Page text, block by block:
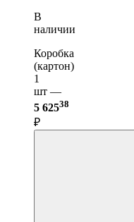
В
наличии
Коробка
(картон)
1
шт —
5 62538
₽